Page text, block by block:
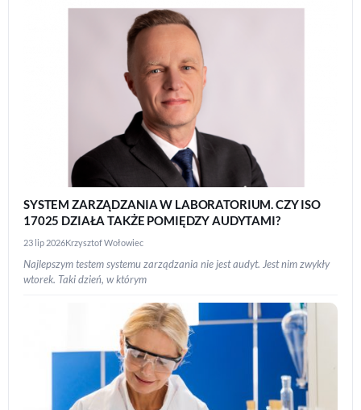
SYSTEM ZARZĄDZANIA W LABORATORIUM. CZY ISO
17025 DZIAŁA TAKŻE POMIĘDZY AUDYTAMI?
23 lip 2026Krzysztof Wołowiec
Najlepszym testem systemu zarządzania nie jest audyt. Jest nim zwykły
wtorek. Taki dzień, w którym